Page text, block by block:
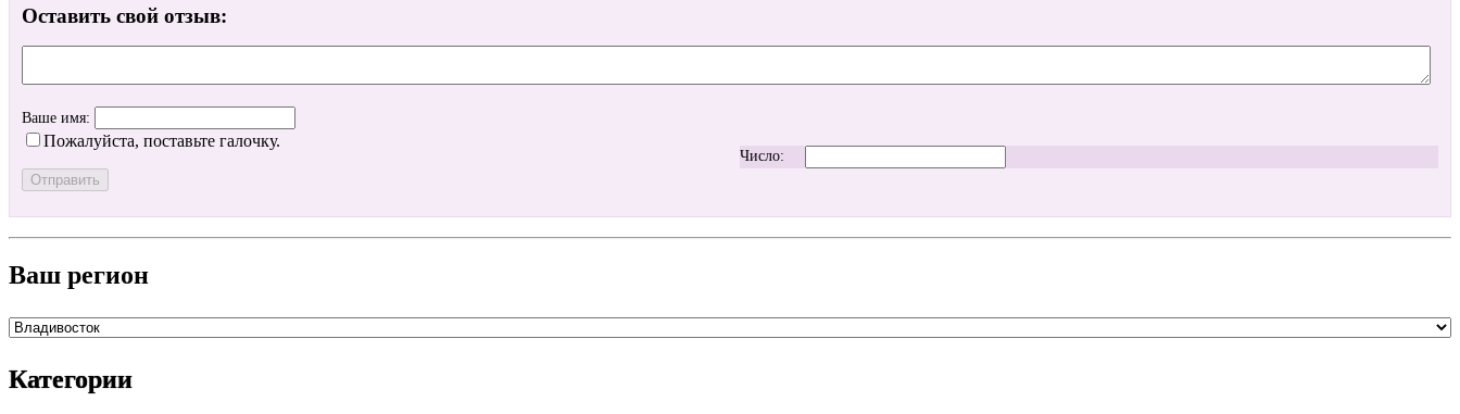
Оставить свой отзыв:
Ваше имя:
Пожалуйста, поставьте галочку.
Число:
Ваш регион
Категории